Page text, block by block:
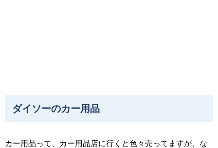
ダイソーのカー用品
カー用品って、カー用品店に行くと色々売ってますが、な